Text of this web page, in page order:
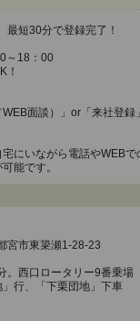
最短30分で登録完了！
～18：00
！
WEB面談）」or「来社登録
にいながら電話やWEB
能です。
市東簗瀬1-28-23
。西口ロータリー9番乗場
行、「下栗団地」下車